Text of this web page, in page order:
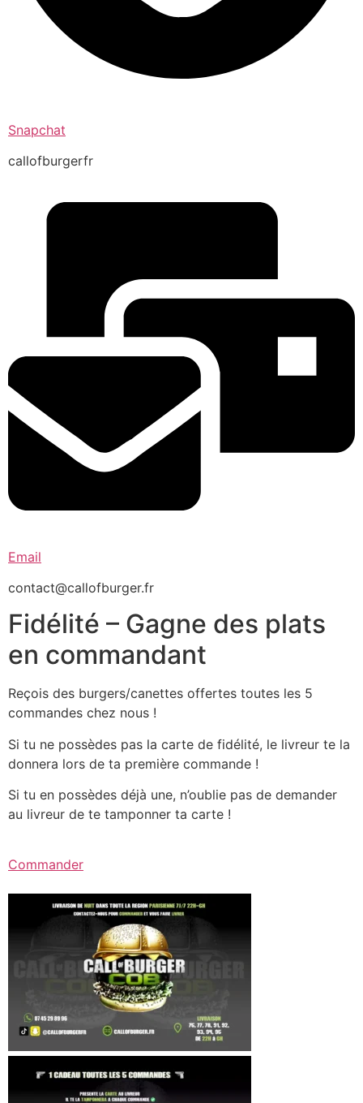
Snapchat
callofburgerfr
Email
contact@callofburger.fr
Fidélité – Gagne des plats
en commandant
Reçois des burgers/canettes offertes toutes les 5
commandes chez nous !
Si tu ne possèdes pas la carte de fidélité, le livreur te la
donnera lors de ta première commande !
Si tu en possèdes déjà une, n’oublie pas de demander
au livreur de te tamponner ta carte !
Commander